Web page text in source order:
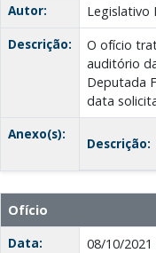
Autor:
Legislativo
Descrição:
O ofício
auditório
Deputada
data
Anexo(s):
Descrição:
Ofício
Data:
08/10/2021